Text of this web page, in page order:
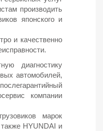
производить
японского и
и качественно
диагностику
автомобилей,
компании
марок
HYUNDAI и